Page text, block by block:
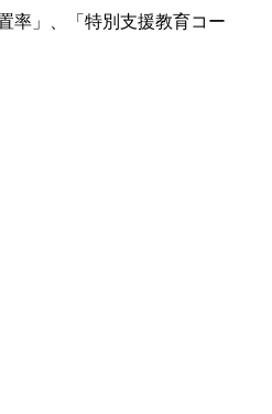
率」、「特別支援教育コー